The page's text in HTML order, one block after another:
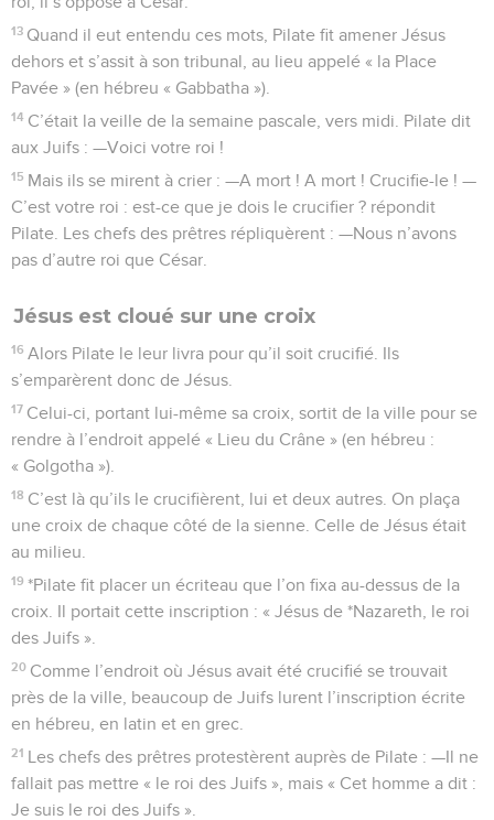
13 Quand il eut entendu ces mots, Pilate fit amener Jésus
dehors et s’assit à son tribunal, au lieu appelé « la Place
Pavée » (en hébreu « Gabbatha »).
14 C’était la veille de la semaine pascale, vers midi. Pilate dit
aux Juifs : —Voici votre roi !
15 Mais ils se mirent à crier : —A mort ! A mort ! Crucifie-le ! —
C’est votre roi : est-ce que je dois le crucifier ? répondit
Pilate. Les chefs des prêtres répliquèrent : —Nous n’avons
pas d’autre roi que César.
Jésus est cloué sur une croix
16 Alors Pilate le leur livra pour qu’il soit crucifié. Ils
s’emparèrent donc de Jésus.
17 Celui-ci, portant lui-même sa croix, sortit de la ville pour se
rendre à l’endroit appelé « Lieu du Crâne » (en hébreu :
« Golgotha »).
18 C’est là qu’ils le crucifièrent, lui et deux autres. On plaça
une croix de chaque côté de la sienne. Celle de Jésus était
au milieu.
19 *Pilate fit placer un écriteau que l’on fixa au-dessus de la
croix. Il portait cette inscription : « Jésus de *Nazareth, le roi
des Juifs ».
20 Comme l’endroit où Jésus avait été crucifié se trouvait
près de la ville, beaucoup de Juifs lurent l’inscription écrite
en hébreu, en latin et en grec.
21 Les chefs des prêtres protestèrent auprès de Pilate : —Il ne
fallait pas mettre « le roi des Juifs », mais « Cet homme a dit :
Je suis le roi des Juifs ».